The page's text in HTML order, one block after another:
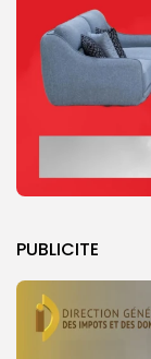
PUBLICITE